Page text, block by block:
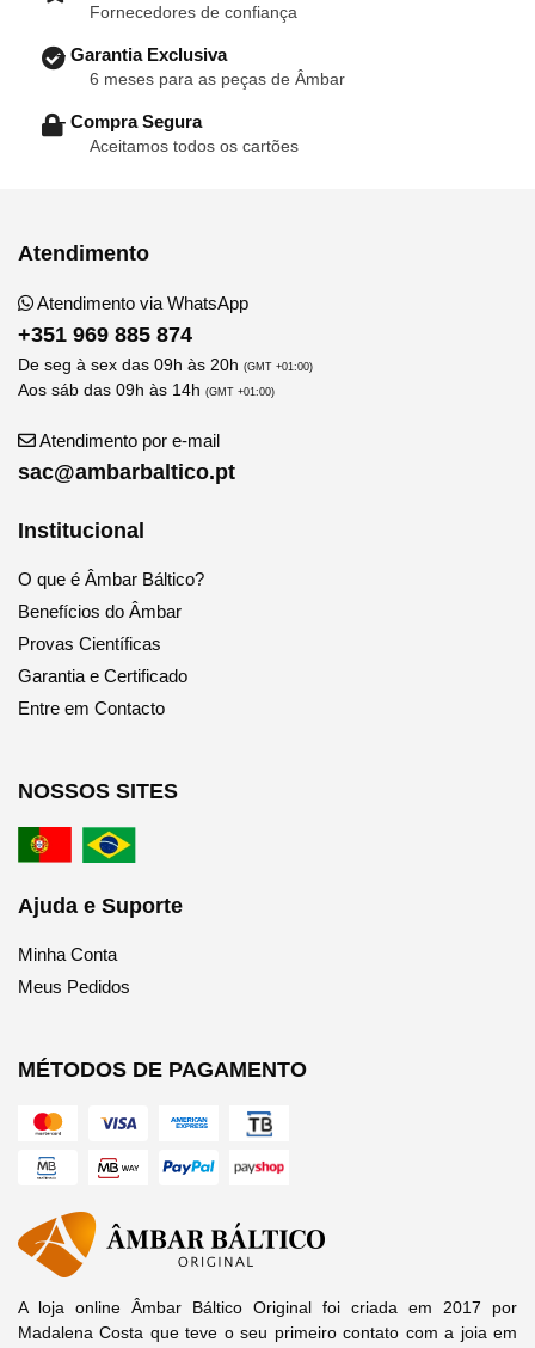
Fornecedores de confiança
– Garantia Exclusiva
6 meses para as peças de Âmbar
– Compra Segura
Aceitamos todos os cartões
Atendimento
Atendimento via WhatsApp
+351 969 885 874
De seg à sex das 09h às 20h (GMT +01:00)
Aos sáb das 09h às 14h (GMT +01:00)
Atendimento por e-mail
sac@ambarbaltico.pt
Institucional
O que é Âmbar Báltico?
Benefícios do Âmbar
Provas Científicas
Garantia e Certificado
Entre em Contacto
NOSSOS SITES
Ajuda e Suporte
Minha Conta
Meus Pedidos
MÉTODOS DE PAGAMENTO
A loja online Âmbar Báltico Original foi criada em 2017 por
Madalena Costa que teve o seu primeiro contato com a joia em